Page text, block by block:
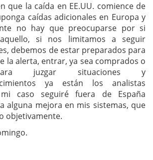
la caída en EE.UU. comience de
caídas adicionales en Europa y
no hay que preocuparse por si
si nos limitamos a seguir
debemos de estar preparados para
la alerta, entrar, ya sea comprados o
juzgar situaciones y
ya están los analistas
caso seguiré fuera de España
alguna mejora en mis sistemas, que
objetivamente.